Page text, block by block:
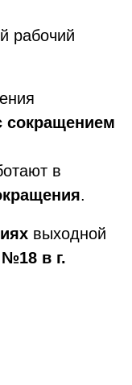
рабочий
сокращением
в
.
выходной
в г.